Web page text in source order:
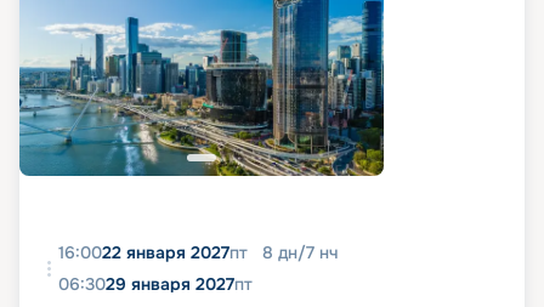
16:0022 января 2027пт 8 дн/7 нч
06:3029 января 2027пт